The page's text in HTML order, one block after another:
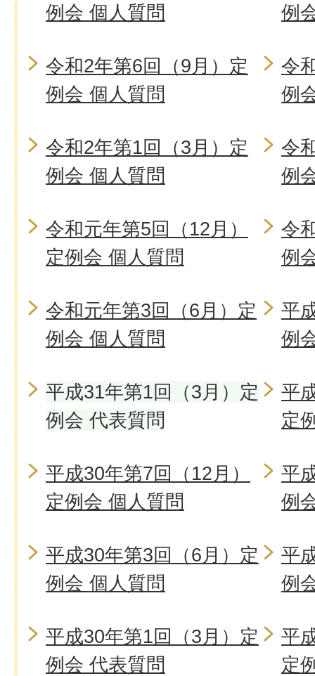
例会 個人質問
例
令和2年第6回（9月）定
例会 個人質問
令
例
令和2年第1回（3月）定
例会 個人質問
令
例
令和元年第5回（12月）
定例会 個人質問
令
例
令和元年第3回（6月）定
例会 個人質問
平
例
平成31年第1回（3月）定
例会 代表質問
平
定
平成30年第7回（12月）
定例会 個人質問
平
例
平成30年第3回（6月）定
例会 個人質問
平
例
平成30年第1回（3月）定
例会 代表質問
平
定